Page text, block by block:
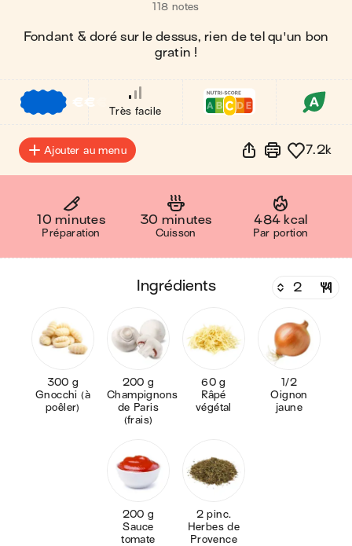
118 notes
Fondant & doré sur le dessus, rien de tel qu'un bon
gratin !
€€
Très facile
Ajouter au menu 7.2k
10 minutes
Préparation
30 minutes
Cuisson
484 kcal
Par portion
ingrédients
300 g
Gnocchi (à
poêler)
200 g
Champignons
de Paris
(frais)
60 g
Râpé
végétal
1/2
Oignon
jaune
200 g
Sauce
tomate
2 pinc.
Herbes de
Provence